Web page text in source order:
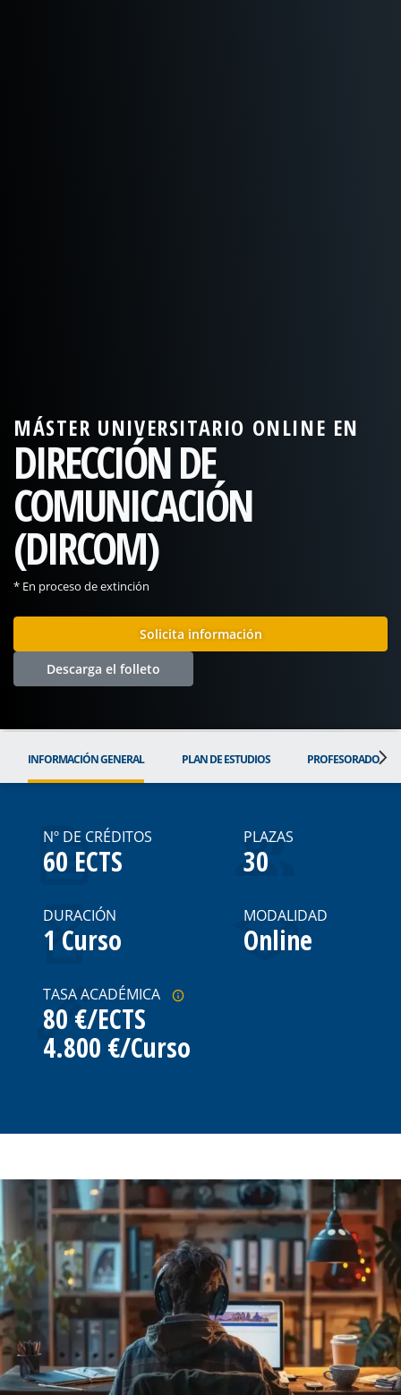
MÁSTER UNIVERSITARIO ONLINE EN
DIRECCIÓN DE
COMUNICACIÓN
(DIRCOM)
* En proceso de extinción
Solicita información
Descarga el folleto
INFORMACIÓN GENERAL PLAN DE ESTUDIOS PROFESORADO
MODALIDAD
Online
Nº DE CRÉDITOS
60 ECTS
TASA ACADÉMICA
80 €/ECTS
4.800 €/Curso
PLAZAS
30
DURACIÓN
1 Curso